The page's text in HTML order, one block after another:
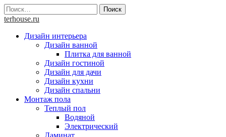
Skip
to
Найти:
terhouse.ru
Дизайн интерьера
Дизайн ванной
Плитка для ванной
Дизайн гостиной
Дизайн для дачи
Дизайн кухни
Дизайн спальни
Монтаж пола
Теплый пол
Водяной
Электрический
Ламинат